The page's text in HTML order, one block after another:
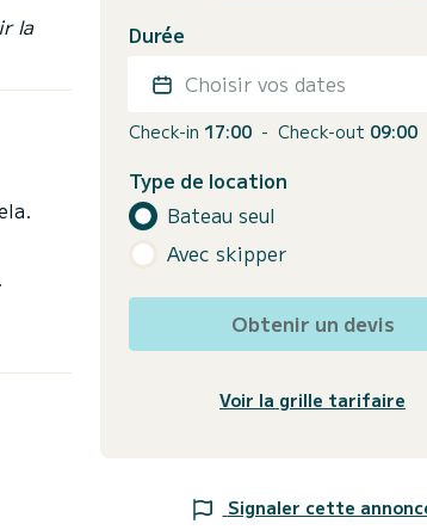
la
Durée
Choisir vos dates
Check-in 17:00 - Check-out 09:00
Type de location
Bateau seul
Avec skipper
Obtenir un devis
Voir la grille tarifaire
Signaler cette